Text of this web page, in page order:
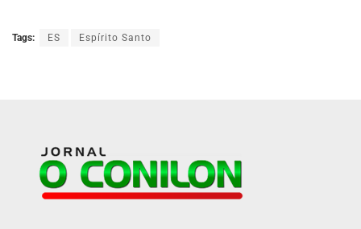
Tags: ES Espírito Santo